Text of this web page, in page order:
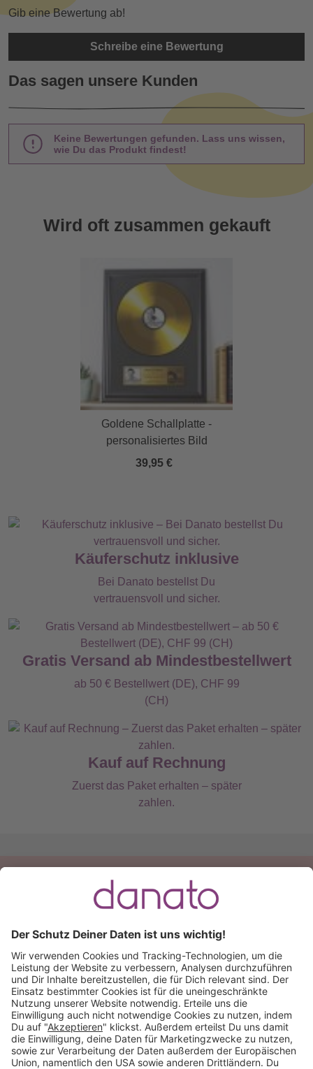
Gib eine Bewertung ab!
Schreibe eine Bewertung
Das sagen unsere Kunden
Keine Bewertungen gefunden. Lass uns wissen,
wie Du das Produkt findest!
Wird oft zusammen gekauft
Goldene Schallplatte -
personalisiertes Bild
39,95 €
Käuferschutz inklusive
Bei Danato bestellst Du
vertrauensvoll und sicher.
Gratis Versand ab Mindestbestellwert
ab 50 € Bestellwert (DE), CHF 99
(CH)
Kauf auf Rechnung
Zuerst das Paket erhalten – später
zahlen.
Du hast eine Frage?
+49 (0) 511 51 56 0300
schreib uns eineE-Mail
Käuferschutz inklusive Kauf auf Rechnung